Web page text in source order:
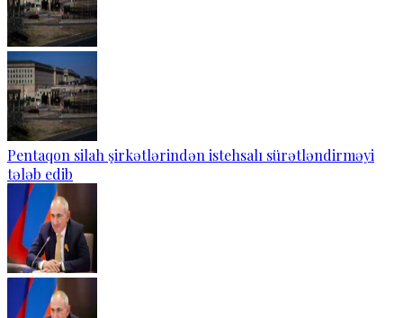
Pentaqon silah şirkətlərindən istehsalı sürətləndirməyi
tələb edib